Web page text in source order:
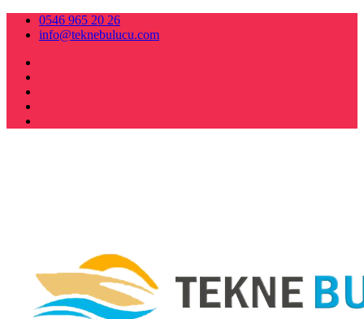
0546 965 20 26
info@teknebulucu.com